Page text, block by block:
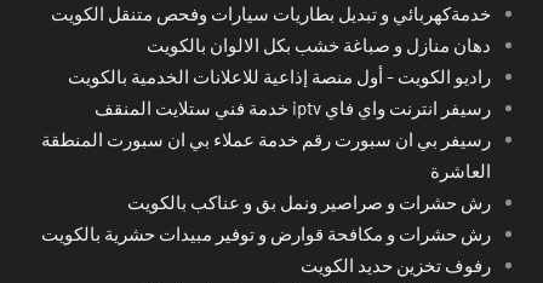
خدمةكهربائي و تبديل بطاريات سيارات وفحص متنقل الكويت
دهان منازل و صباغة خشب بكل الالوان بالكويت
راديو الكويت - أول منصة إذاعية للاعلانات الخدمية بالكويت
رسيفر انترنت واي فاي iptv خدمة فني ستلايت المنقف
رسيفر بي ان سبورت رقم خدمة عملاء بي ان سبورت المنطقة
العاشرة
رش حشرات و صراصير ونمل بق و عناكب بالكويت
رش حشرات و مكافحة قوارض و توفير مبيدات حشرية بالكويت
رفوف تخزين حديد الكويت